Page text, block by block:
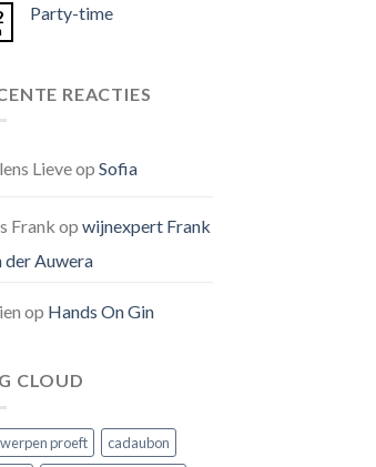
Party-time
REACTIES
Lieveop Sofia
Frank op wijnexpert Frank
der Auwera
op Hands On Gin
CLOUD
proeft
cadaubon